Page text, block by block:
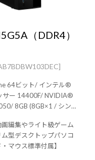
（DDR4）
ット/ インテル®
14400F/ NVIDIA®
/ シング
802.11 ax/ac/a/b/g/n準
ドバック
日電話サポート/
編集やライト級ゲーム
型デスクトップパソコ
マウス標準付属】